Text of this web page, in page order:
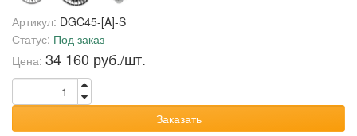
Артикул: DGC45-[A]-S
Статус: Под заказ
Цена: 34 160 руб./шт.
Заказать